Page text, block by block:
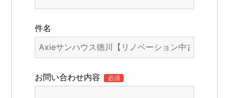
件名
お問い合わせ内容 必須